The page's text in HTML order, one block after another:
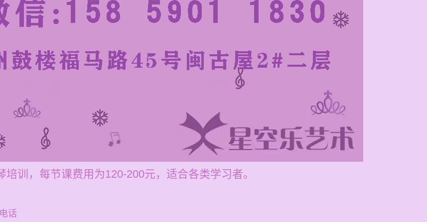
训，每节课费用为120-200元，适合各类学习者。
话